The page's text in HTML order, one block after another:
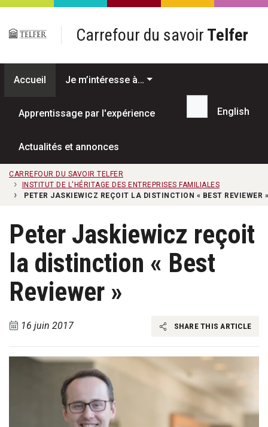
Passer au contenu principal
Carrefour du savoir Telfer
Accueil Je m’intéresse à…
Apprentissage par l'expérience
Actualités et annonces
Recherche...
English
CARREFOUR DU SAVOIR TELFER
INSTITUT DE L'HÉRITAGE DES ENTREPRISES FAMILIALES
PETER JASKIEWICZ REÇOIT LA DISTINCTION « BEST REVIEWER »
Peter Jaskiewicz reçoit
la distinction « Best
Reviewer »
16 juin 2017 SHARE THIS ARTICLE